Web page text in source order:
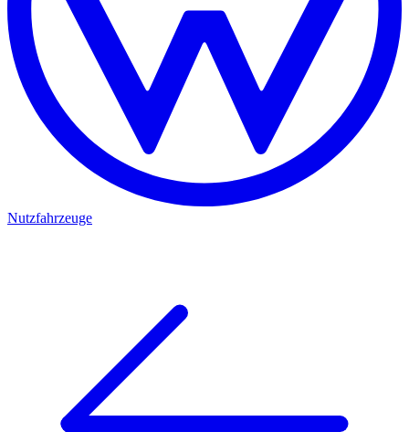
Nutzfahrzeuge